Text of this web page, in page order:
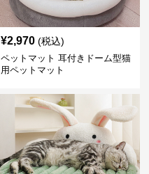
¥2,970 (税込)
ペットマット 耳付きドーム型猫
用ペットマット